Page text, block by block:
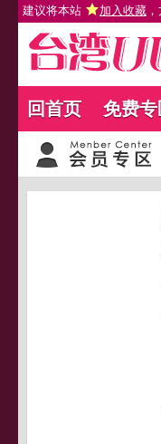
建议将本站 加入收藏
回首页 免费专